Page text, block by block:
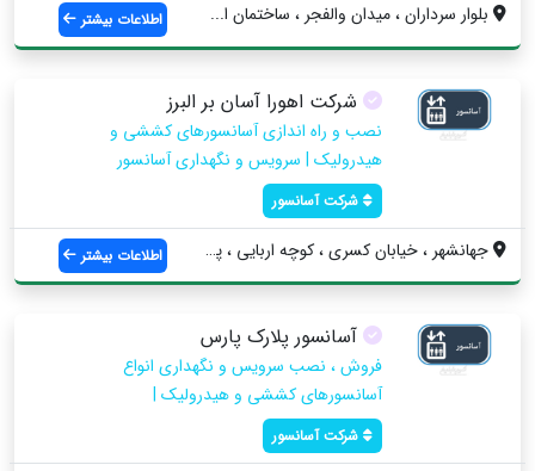
بلوار سرداران ، میدان والفجر ، ساختمان ا... اطلاعات بیشتر
شرکت اهورا آسان بر البرز
نصب و راه اندازی آسانسورهای کششی و
هیدرولیک | سرویس و نگهداری آسانسور
شرکت آسانسور
جهانشهر ، خیابان کسری ، کوچه اربایی ، پل... اطلاعات بیشتر
آسانسور پلارک پارس
فروش ، نصب سرویس و نگهداری انواع
آسانسورهای کششی و هیدرولیک |
شرکت آسانسور